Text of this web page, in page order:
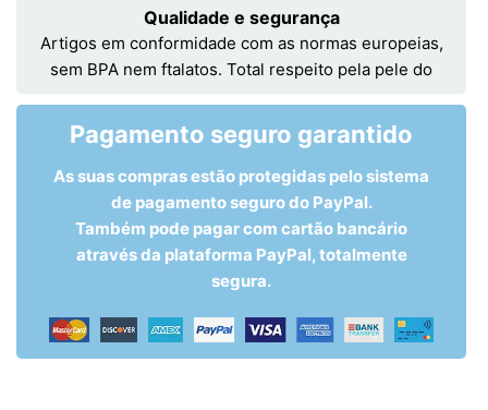
Qualidade e segurança
Artigos em conformidade com as normas europeias,
sem BPA nem ftalatos. Total respeito pela pele do
Pagamento seguro garantido
As suas compras estão protegidas pelo sistema
de pagamento seguro do PayPal.
Também pode pagar com cartão bancário
através da plataforma PayPal, totalmente
segura.